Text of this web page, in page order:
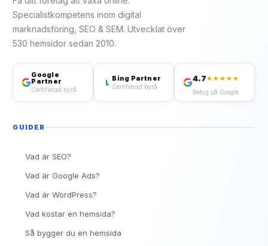
Specialistkompetens inom digital
marknadsföring, SEO & SEM. Utvecklat över
530 hemsidor sedan 2010.
Google
Partner
Certifierad byrå
Bing Partner
Certifierad byrå
4.7★★★★★
Betyg på Google
GUIDER
Vad är SEO?
Vad är Google Ads?
Vad är WordPress?
Vad kostar en hemsida?
Så bygger du en hemsida